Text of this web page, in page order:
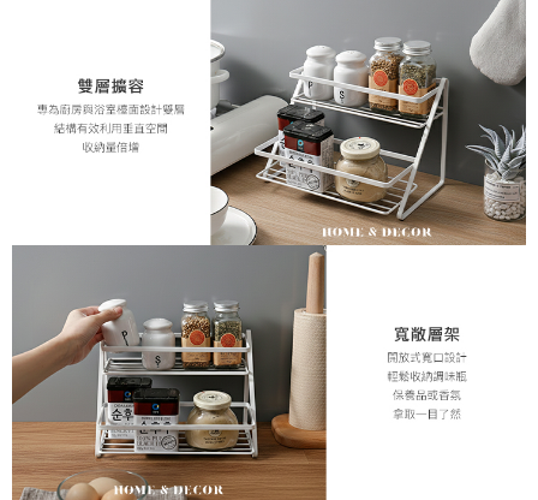
※ 交易是否成功請以「AFTEE先享後付 」之結帳頁面顯示為準，若有關於
是否繳費成功／繳費後需取消欲退款等相關疑問，請聯繫「AFTEE先享後付
https://netprotections.freshdesk.com/support/home
【注意事項】
１．透過由恩沛科技股份有限公司提供之「AFTEE先享後付」服務完成之交
易，需依本服務之必要範圍內提供個人資料，並將交易相關給付款項請求債
權轉讓予恩沛科技股份有限公司。
２．關於個人資料處理事宜，請瀏覽以下網址：
https://aftee.tw/terms/#terms3
３．未成年的使用者請事先徵得法定代理人或監護人之同意方可使用
「AFTEE先享後付」，若未經同意申辦者引起之損失，本公司不負相關責
４．使用「AFTEE先享後付」時，將依據個別帳號之用戶狀況，依本公司即
時審查核予不同之上限額度；若仍有額度不足之情形，本公司將視審查結果
請求用戶進行身份認證。
５．嚴禁一人註冊多個帳號或使用他人資訊註冊。若發現惡意使用之情形，
恩沛科技股份有限公司將有權停止該用戶之使用額度並採取法律行動。